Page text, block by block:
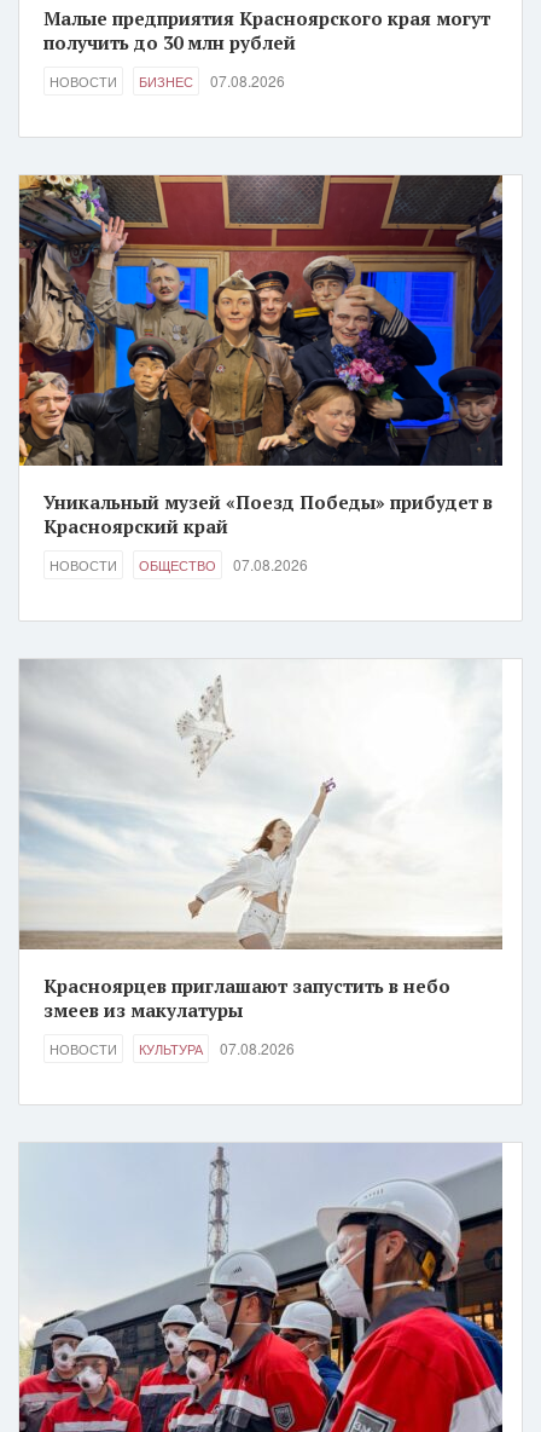
Малые предприятия Красноярского края могут
получить до 30 млн рублей
НОВОСТИ БИЗНЕС 07.08.2026
Уникальный музей «Поезд Победы» прибудет в
Красноярский край
НОВОСТИ ОБЩЕСТВО 07.08.2026
Красноярцев приглашают запустить в небо
змеев из макулатуры
НОВОСТИ КУЛЬТУРА 07.08.2026